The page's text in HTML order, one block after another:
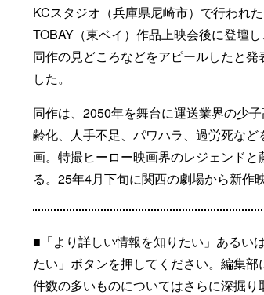
KCスタジオ（兵庫県尼崎市）で行われた
TOBAY（東ベイ）作品上映会後に登壇し
同作の見どころなどをアピールしたと発
した。
同作は、2050年を舞台に運送業界の少
齢化、人手不足、パワハラ、過労死な
画。特撮ヒーロー映画界のレジェンド
る。25年4月下旬に関西の劇場から新作
■「より詳しい情報を知りたい」あるい
たい」ボタンを押してください。編集部
件数の多いものについてはさらに深掘